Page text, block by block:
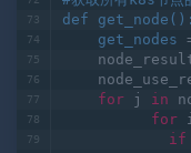
#获取所有k8s节点
get_node ( ):
    get_nodes
in
for